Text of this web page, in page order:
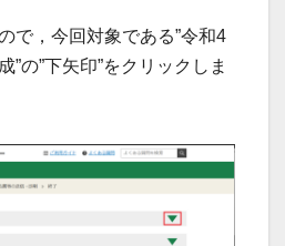
で，今回対象である”令和4
”の”下矢印”をクリックしま